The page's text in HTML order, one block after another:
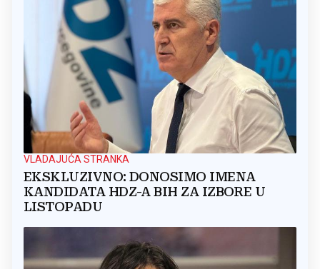
VLADAJUĆA STRANKA
EKSKLUZIVNO: DONOSIMO IMENA
KANDIDATA HDZ-A BIH ZA IZBORE U
LISTOPADU